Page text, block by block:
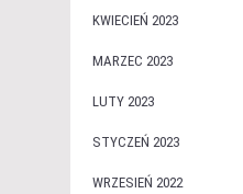
KWIECIEŃ 2023
MARZEC 2023
LUTY 2023
STYCZEŃ 2023
WRZESIEŃ 2022